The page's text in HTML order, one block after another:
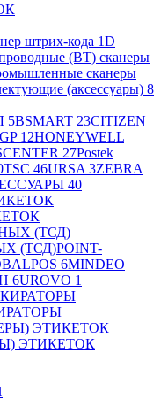
штрих-кода 1D
(BT) сканеры
сканеры
(аксессуары) 8
5BSMART 23CITIZEN
GP12HONEYWELL
27Postek
TSC 46URSA 3ZEBRA
40
(ТСД)POINT-
6MINDEO
6UROVO 1
ЭТИКЕТОК